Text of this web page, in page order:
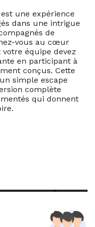
une expérience
dans une intrigue
de
vous au cœur
équipe devez
en participant à
conçus. Cette
simple escape
complète
qui donnent